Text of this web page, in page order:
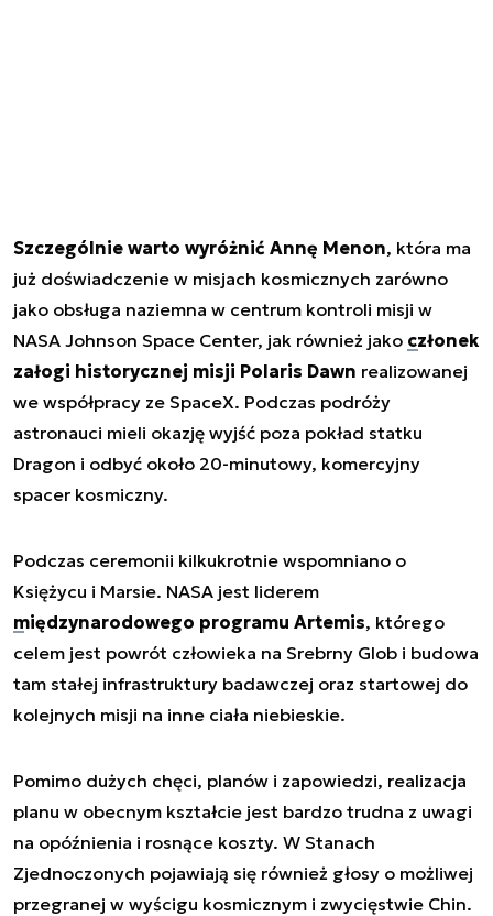
Szczególnie warto wyróżnić Annę Menon, która ma
już doświadczenie w misjach kosmicznych zarówno
jako obsługa naziemna w centrum kontroli misji w
NASA Johnson Space Center, jak również jako członek
załogi historycznej misji Polaris Dawn realizowanej
we współpracy ze SpaceX. Podczas podróży
astronauci mieli okazję wyjść poza pokład statku
Dragon i odbyć około 20-minutowy, komercyjny
spacer kosmiczny.
Podczas ceremonii kilkukrotnie wspomniano o
Księżycu i Marsie. NASA jest liderem
międzynarodowego programu Artemis, którego
celem jest powrót człowieka na Srebrny Glob i budowa
tam stałej infrastruktury badawczej oraz startowej do
kolejnych misji na inne ciała niebieskie.
Pomimo dużych chęci, planów i zapowiedzi, realizacja
planu w obecnym kształcie jest bardzo trudna z uwagi
na opóźnienia i rosnące koszty. W Stanach
Zjednoczonych pojawiają się również głosy o możliwej
przegranej w wyścigu kosmicznym i zwycięstwie Chin.